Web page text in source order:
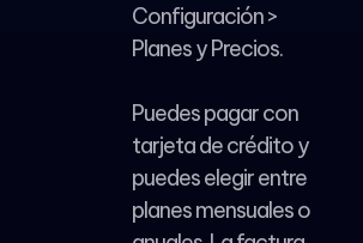
Configuración >
Planes y Precios.
Puedes pagar con
tarjeta de crédito y
puedes elegir entre
planes mensuales o